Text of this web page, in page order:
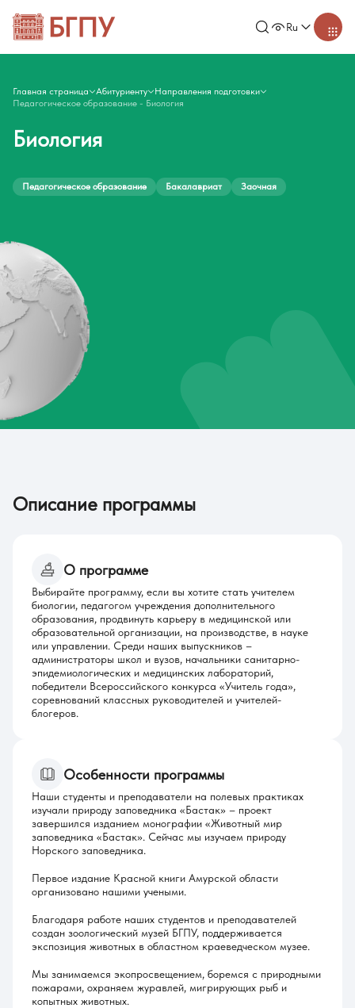
Ru
Главная страница Абитуриенту
Направления подготовки
Педагогическое образование - Биология
Биология
Педагогическое образование Бакалавриат Заочная
Описание программы
О программе
Выбирайте программу, если вы хотите стать учителем
биологии, педагогом учреждения дополнительного
образования, продвинуть карьеру в медицинской или
образовательной организации, на производстве, в науке
или управлении. Среди наших выпускников –
администраторы школ и вузов, начальники санитарно-
эпидемиологических и медицинских лабораторий,
победители Всероссийского конкурса «Учитель года»,
соревнований классных руководителей и учителей-
блогеров.
Особенности программы
Наши студенты и преподаватели на полевых практиках
изучали природу заповедника «Бастак» – проект
завершился изданием монографии «Животный мир
заповедника «Бастак». Сейчас мы изучаем природу
Норского заповедника.
Первое издание Красной книги Амурской области
организовано нашими учеными.
Благодаря работе наших студентов и преподавателей
создан зоологический музей БГПУ, поддерживается
экспозиция животных в областном краеведческом музее.
Мы занимаемся экопросвещением, боремся с природными
пожарами, охраняем журавлей, мигрирующих рыб и
копытных животных.